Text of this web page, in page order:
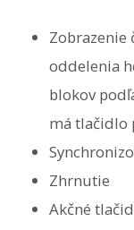
Zobrazenie
oddelenia
blokov
má tlačidlo
Zhrnutie
Akčné